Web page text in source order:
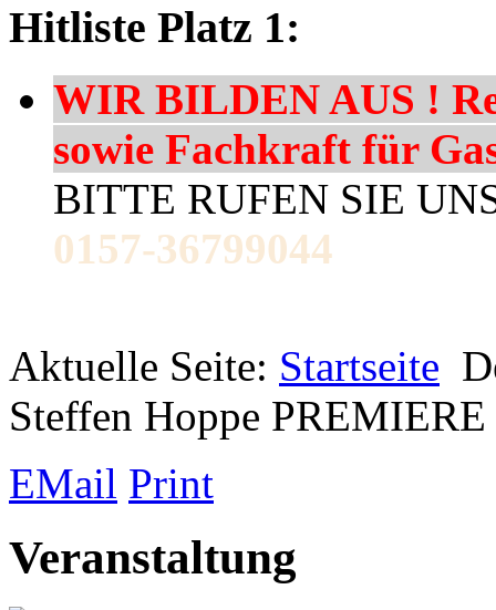
Hitliste Platz 1:
WIR BILDEN AUS !
sowie Fachkraft für
BITTE RUFEN SIE
0157-36799044
Aktuelle Seite: Startseite
Steffen Hoppe PREMIERE
EMail Print
Veranstaltung